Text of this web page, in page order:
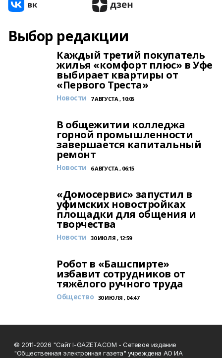
Выбор редакции
Каждый третий покупатель
жилья «комфорт плюс» в Уфе
выбирает квартиры от
«Первого Треста»
Новости 7 АВГУСТА , 10:05
В общежитии колледжа
горной промышленности
завершается капитальный
ремонт
Новости 6 АВГУСТА , 06:15
«Домосервис» запустил в
уфимских новостройках
площадки для общения и
творчества
Новости 30 ИЮЛЯ , 12:59
Робот в «Башспирте»
избавит сотрудников от
тяжёлого ручного труда
Общество 30 ИЮЛЯ , 04:47
© 2011-2026 "Сайт I-GAZETA.COM - Сетевое издание
"Общественная электронная газета" учреждена АО ИА